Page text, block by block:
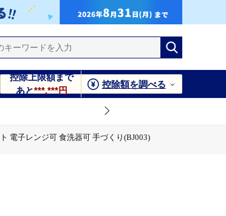
控除上限額まで
あと***,***円
控除額を調べる
電子レンジ可 食洗器可 手づくり(BJ003)